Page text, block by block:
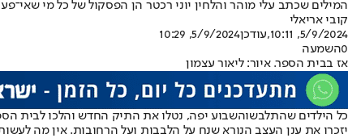
המילים שכתב עלי מוהר והלחין יוני רכטר הן הפסקול של כל מי
קובי אריאלי
5/9/2024, 10:11
,עודכן5/9/2024, 10:29
0השמעה
אז בבית הספר. איור: ליאור עצמון
כל הילדים שהתלבשוהשבוע יפה, נטלו את התיק החדש והלכו לבית
יזכרו את ענן העצב הנורא שנח על הלבבות ועל הרחובות. אין מה